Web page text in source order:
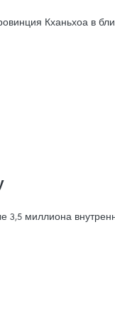
Кханьхоа в
3,5 миллиона